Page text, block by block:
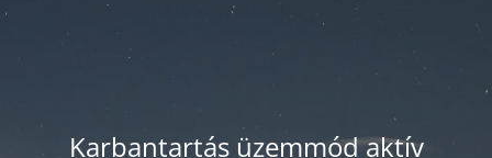
Karbantartás üzemmód aktív